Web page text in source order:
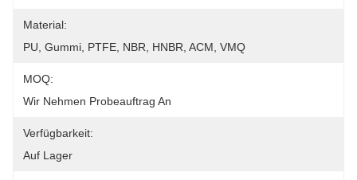
Material:
PU, Gummi, PTFE, NBR, HNBR, ACM, VMQ
MOQ:
Wir Nehmen Probeauftrag An
Verfügbarkeit:
Auf Lager